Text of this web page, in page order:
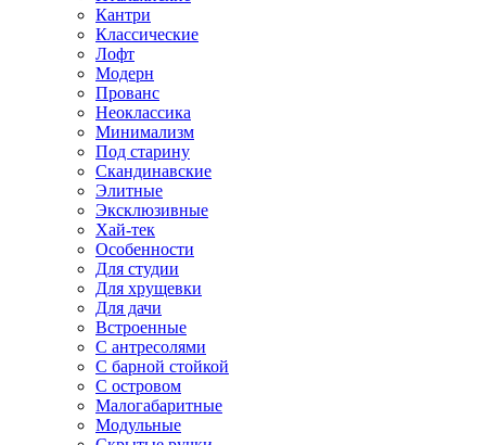
Кантри
Классические
Лофт
Модерн
Прованс
Неоклассика
Минимализм
Под старину
Скандинавские
Элитные
Эксклюзивные
Хай-тек
Особенности
Для студии
Для хрущевки
Для дачи
Встроенные
С антресолями
С барной стойкой
С островом
Малогабаритные
Модульные